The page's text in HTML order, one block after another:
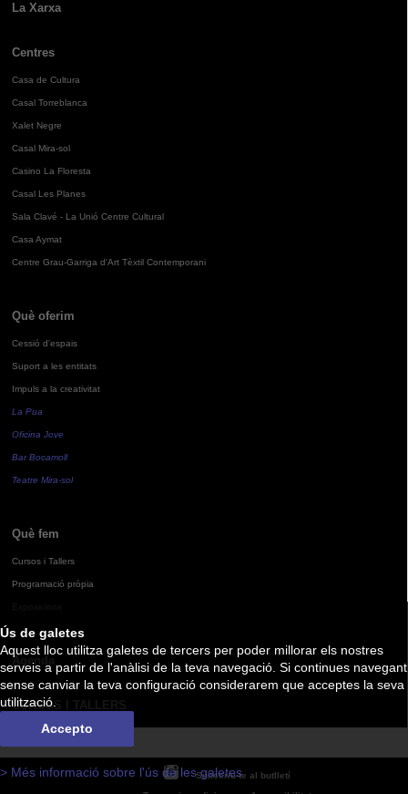
Ús de galetes
Aquest lloc utilitza galetes de tercers per poder millorar els nostres
serveis a partir de l'anàlisi de la teva navegació. Si continues navegant
sense canviar la teva configuració considerarem que acceptes la seva
utilització.
Accepto
> Més informació sobre l'ús de les galetes
La Xarxa
Centres
Casa de Cultura
Casal Torreblanca
Xalet Negre
Casal Mira-sol
Casino La Floresta
Casal Les Planes
Sala Clavé - La Unió Centre Cultural
Casa Aymat
Centre Grau-Garriga d'Art Tèxtil Contemporani
Què oferim
Cessió d'espais
Suport a les entitats
Impuls a la creativitat
La Pua
Oficina Jove
Bar Bocamoll
Teatre Mira-sol
Què fem
Cursos i Tallers
Programació pròpia
Agenda
CURSOS I TALLERS
Subscriu-te al butlletí